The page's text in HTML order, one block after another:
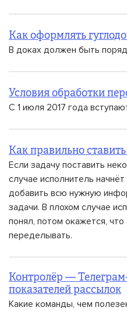
Как оформлять
В доках должен быть
Условия обработки
С 1 июля 2017 года
Как правильно
Если задачу поставить
случае исполнитель
добавить всю нужную
задачи. В плохом случае
понял, потом окажется,
переделывать.
Контролёр —
показателей рассылок
Какие команды, чем